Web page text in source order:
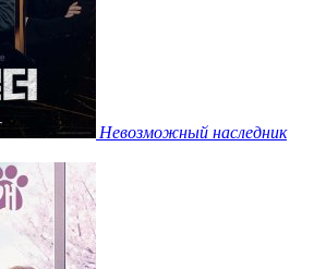
Невозможный наследник